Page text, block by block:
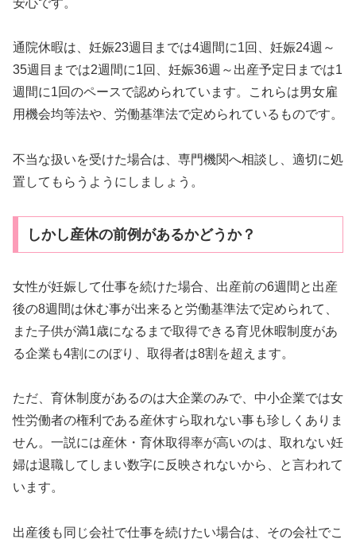
通院休暇は、妊娠23週目までは4週間に1回、妊娠24週～
35週目までは2週間に1回、妊娠36週～出産予定日までは1
週間に1回のペースで認められています。これらは男女雇
用機会均等法や、労働基準法で定められているものです。
不当な扱いを受けた場合は、専門機関へ相談し、適切に処
置してもらうようにしましょう。
しかし産休の前例があるかどうか？
女性が妊娠して仕事を続けた場合、出産前の6週間と出産
後の8週間は休む事が出来ると労働基準法で定められて、
また子供が満1歳になるまで取得できる育児休暇制度があ
る企業も4割にのぼり、取得者は8割を超えます。
ただ、育休制度があるのは大企業のみで、中小企業では女
性労働者の権利である産休すら取れない事も珍しくありま
せん。一説には産休・育休取得率が高いのは、取れない妊
婦は退職してしまい数字に反映されないから、と言われて
います。
出産後も同じ会社で仕事を続けたい場合は、その会社でこ